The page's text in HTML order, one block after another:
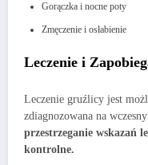
Gorączka i nocne poty
Zmęczenie i osłabienie
Leczenie i
Leczenie gruźlicy jest
zdiagnozowana na
przestrzeganie wskazań
kontrolne.